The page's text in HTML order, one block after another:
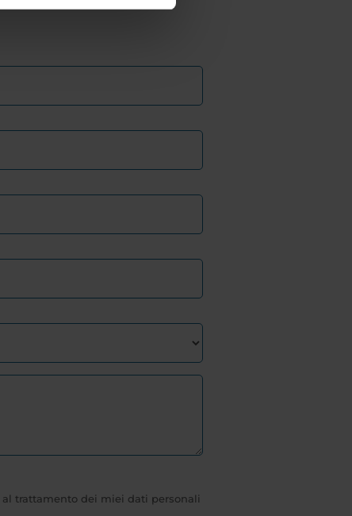
al trattamento dei miei dati personali